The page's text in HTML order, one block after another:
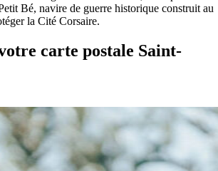
Bé, navire de guerre historique construit au
la Cité Corsaire.
carte postale Saint-